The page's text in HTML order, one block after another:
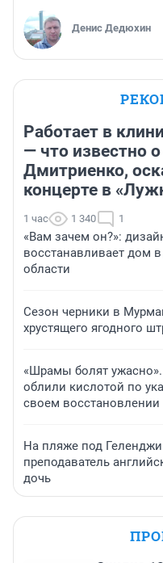
Денис Дедюхин
Работает в
— что известно
Дмитриенко,
концерте в
1 час 1 340 1
«Вам зачем он?»:
восстанавливает дом
области
Сезон черники в
хрустящего ягодного
«Шрамы болят
облили кислотой по
своем восстановлении
На пляже под
преподаватель
дочь